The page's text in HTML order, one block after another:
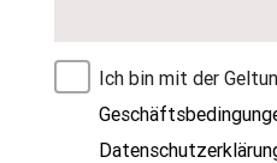
Ich bin mit der